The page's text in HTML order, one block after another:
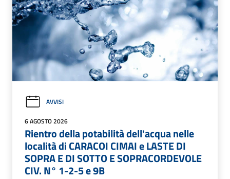
AVVISI
6 AGOSTO 2026
Rientro della potabilità dell'acqua nelle
località di CARACOI CIMAI e LASTE DI
SOPRA E DI SOTTO E SOPRACORDEVOLE
CIV. N° 1-2-5 e 9B